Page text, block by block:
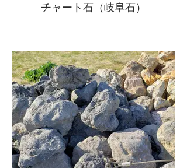
チャート石（岐阜石）